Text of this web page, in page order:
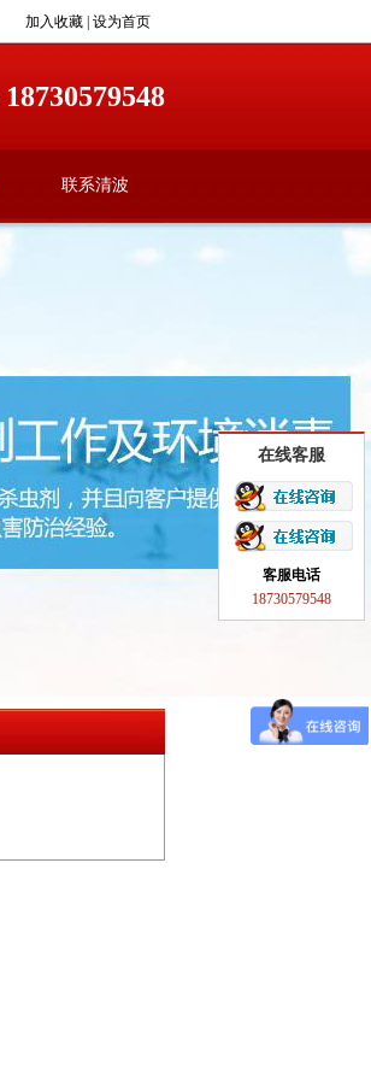
加入收藏 设为首页
18730579548
联系清波
在线客服
客服电话
18730579548